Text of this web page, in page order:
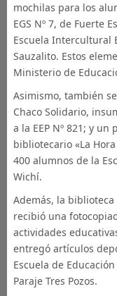
mochilas para los
EGS Nº 7, de Fuerte
Escuela Intercultural
Sauzalito. Estos
Ministerio de
Asimismo, también
Chaco Solidario,
a la EEP Nº 821; y
bibliotecario «La
400 alumnos de la
Wichí.
Además, la biblioteca
recibió una
actividades
entregó artículos
Escuela de
Paraje Tres Pozos.